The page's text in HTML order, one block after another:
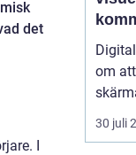
det
I
om
rörlig
på
30 juli